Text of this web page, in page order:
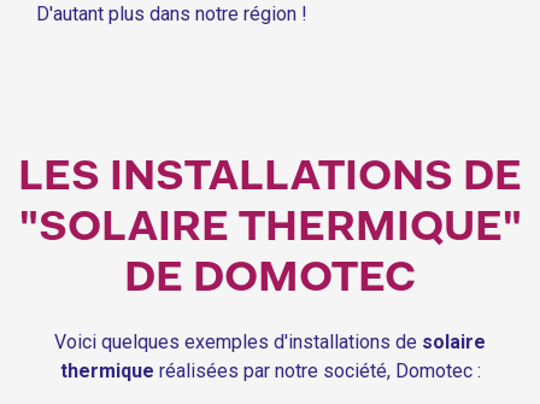
D'autant plus dans notre région !
LES INSTALLATIONS DE
"SOLAIRE THERMIQUE"
DE DOMOTEC
Voici quelques exemples d'installations de solaire
thermique réalisées par notre société, Domotec :